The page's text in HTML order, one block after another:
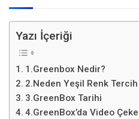
Yazı İçeriği
1.Greenbox Nedir?
2.Neden Yeşil Renk
3.GreenBox Tarihi
4.GreenBox’da Video